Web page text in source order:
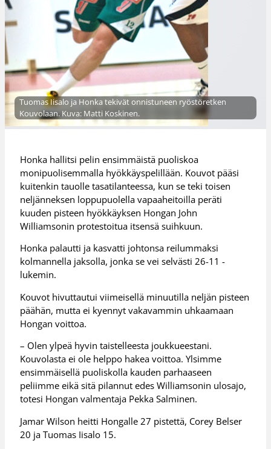
Tuomas Iisalo ja Honka tekivät onnistuneen ryöstöretken
Kouvolaan. Kuva: Matti Koskinen.
Honka hallitsi pelin ensimmäistä puoliskoa
monipuolisemmalla hyökkäyspelillään. Kouvot pääsi
kuitenkin tauolle tasatilanteessa, kun se teki toisen
neljänneksen loppupuolella vapaaheitoilla peräti
kuuden pisteen hyökkäyksen Hongan John
Williamsonin protestoitua itsensä suihkuun.
Honka palautti ja kasvatti johtonsa reilummaksi
kolmannella jaksolla, jonka se vei selvästi 26-11 -
lukemin.
Kouvot hivuttautui viimeisellä minuutilla neljän pisteen
päähän, mutta ei kyennyt vakavammin uhkaamaan
Hongan voittoa.
– Olen ylpeä hyvin taistelleesta joukkueestani.
Kouvolasta ei ole helppo hakea voittoa. Ylsimme
ensimmäisellä puoliskolla kauden parhaaseen
peliimme eikä sitä pilannut edes Williamsonin ulosajo,
totesi Hongan valmentaja Pekka Salminen.
Jamar Wilson heitti Hongalle 27 pistettä, Corey Belser
20 ja Tuomas Iisalo 15.